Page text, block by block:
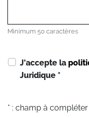
Minimum 50 caractères
J'accepte la
Juridique *
* : champ à compléter